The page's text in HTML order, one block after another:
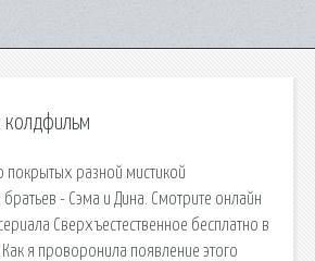
покрытых разной мистикой
- Сэма и Дина. Смотрите онлайн
Сверхъестественное бесплатно в
я проворонила появление этого